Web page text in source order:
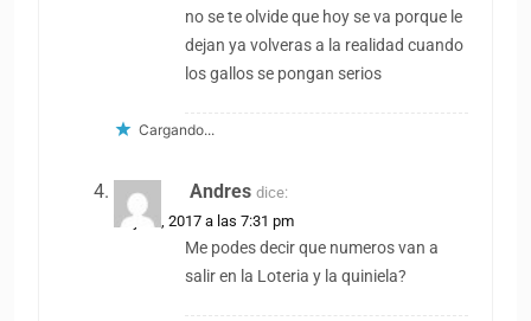
no se te olvide que hoy se va porque le
dejan ya volveras a la realidad cuando
los gallos se pongan serios
Cargando...
Andres dice:
14 julio, 2017 a las 7:31 pm
Me podes decir que numeros van a
salir en la Loteria y la quiniela?